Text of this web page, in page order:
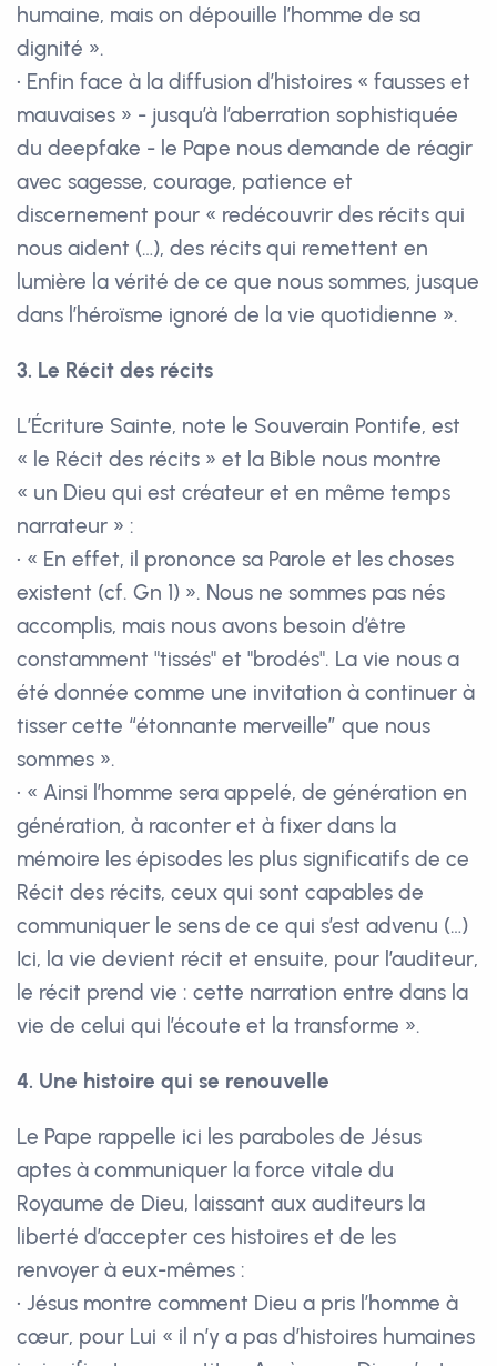
humaine, mais on dépouille l’homme de sa
dignité ».
• Enfin face à la diffusion d’histoires « fausses et
mauvaises » - jusqu’à l’aberration sophistiquée
du deepfake - le Pape nous demande de réagir
avec sagesse, courage, patience et
discernement pour « redécouvrir des récits qui
nous aident (…), des récits qui remettent en
lumière la vérité de ce que nous sommes, jusque
dans l’héroïsme ignoré de la vie quotidienne ».
3. Le Récit des récits
L’Écriture Sainte, note le Souverain Pontife, est
« le Récit des récits » et la Bible nous montre
« un Dieu qui est créateur et en même temps
narrateur » :
• « En effet, il prononce sa Parole et les choses
existent (cf. Gn 1) ». Nous ne sommes pas nés
accomplis, mais nous avons besoin d’être
constamment "tissés" et "brodés". La vie nous a
été donnée comme une invitation à continuer à
tisser cette “étonnante merveille” que nous
sommes ».
• « Ainsi l’homme sera appelé, de génération en
génération, à raconter et à fixer dans la
mémoire les épisodes les plus significatifs de ce
Récit des récits, ceux qui sont capables de
communiquer le sens de ce qui s’est advenu (…)
Ici, la vie devient récit et ensuite, pour l’auditeur,
le récit prend vie : cette narration entre dans la
vie de celui qui l’écoute et la transforme ».
4. Une histoire qui se renouvelle
Le Pape rappelle ici les paraboles de Jésus
aptes à communiquer la force vitale du
Royaume de Dieu, laissant aux auditeurs la
liberté d’accepter ces histoires et de les
renvoyer à eux-mêmes :
• Jésus montre comment Dieu a pris l’homme à
cœur, pour Lui « il n’y a pas d’histoires humaines